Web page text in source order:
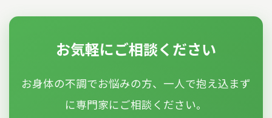
お気軽にご相談ください
お身体の不調でお悩みの方、一人で抱え込まず
に専門家にご相談ください。